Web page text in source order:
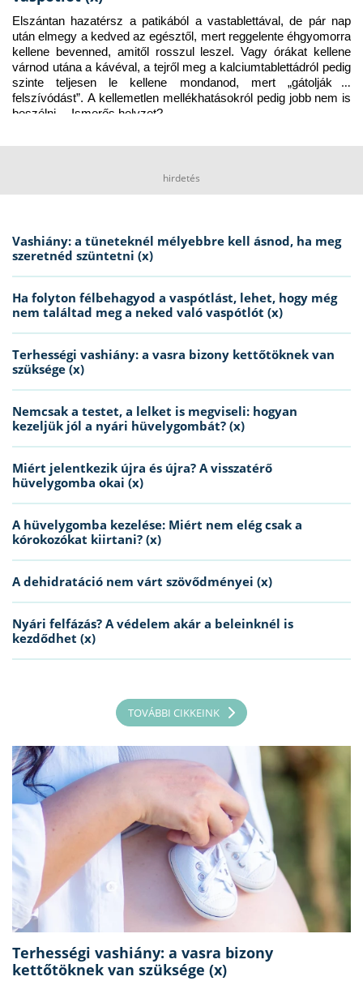
Elszántan hazatérsz a patikából a vastablettával, de pár nap
után elmegy a kedved az egésztől, mert reggelente éhgyomorra
kellene bevenned, amitől rosszul leszel. Vagy órákat kellene
várnod utána a kávéval, a tejről meg a kalciumtablettádról pedig
szinte teljesen le kellene mondanod, mert „gátolják a
felszívódást”. A kellemetlen mellékhatásokról pedig jobb nem is
beszélni… Ismerős helyzet?
hirdetés
Vashiány: a tüneteknél mélyebbre kell ásnod, ha meg
szeretnéd szüntetni (x)
Ha folyton félbehagyod a vaspótlást, lehet, hogy még
nem találtad meg a neked való vaspótlót (x)
Terhességi vashiány: a vasra bizony kettőtöknek van
szüksége (x)
Nemcsak a testet, a lelket is megviseli: hogyan
kezeljük jól a nyári hüvelygombát? (x)
Miért jelentkezik újra és újra? A visszatérő
hüvelygomba okai (x)
A hüvelygomba kezelése: Miért nem elég csak a
kórokozókat kiirtani? (x)
A dehidratáció nem várt szövődményei (x)
Nyári felfázás? A védelem akár a beleinknél is
kezdődhet (x)
TOVÁBBI CIKKEINK
Terhességi vashiány: a vasra bizony
kettőtöknek van szüksége (x)